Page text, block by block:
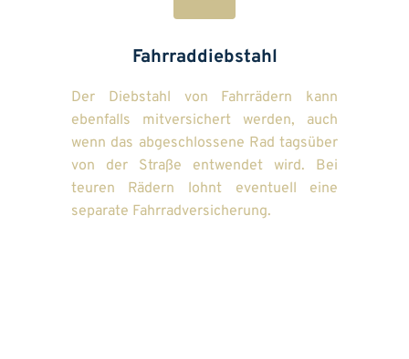
Fahrraddiebstahl
Der Diebstahl von Fahrrädern kann
ebenfalls mitversichert werden, auch
wenn das abgeschlossene Rad tagsüber
von der Straße entwendet wird. Bei
teuren Rädern lohnt eventuell eine
separate Fahrradversicherung.